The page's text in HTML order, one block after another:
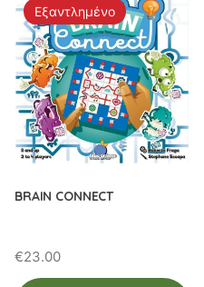
Εξαντλημένο
BRAIN CONNECT
€23.00